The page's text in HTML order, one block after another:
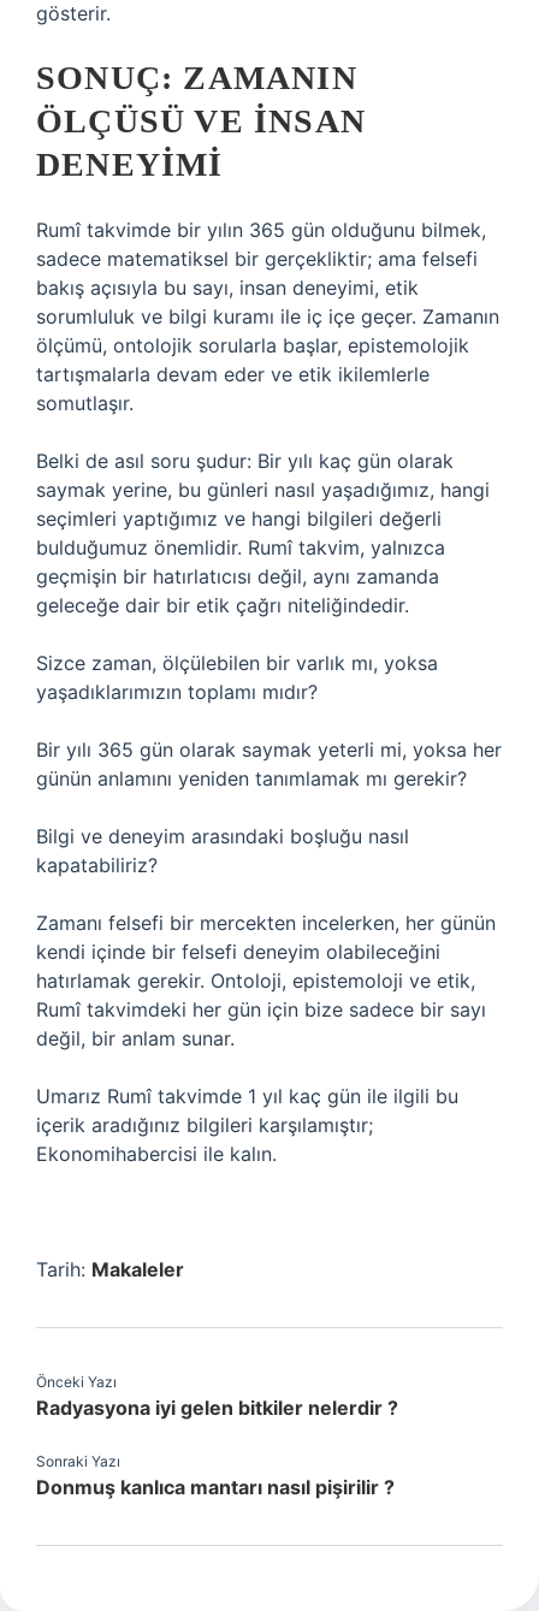
gösterir.
SONUÇ: ZAMANIN
ÖLÇÜSÜ VE İNSAN
DENEYIMI
Rumî takvimde bir yılın 365 gün olduğunu bilmek,
sadece matematiksel bir gerçekliktir; ama felsefi
bakış açısıyla bu sayı, insan deneyimi, etik
sorumluluk ve bilgi kuramı ile iç içe geçer. Zamanın
ölçümü, ontolojik sorularla başlar, epistemolojik
tartışmalarla devam eder ve etik ikilemlerle
somutlaşır.
Belki de asıl soru şudur: Bir yılı kaç gün olarak
saymak yerine, bu günleri nasıl yaşadığımız, hangi
seçimleri yaptığımız ve hangi bilgileri değerli
bulduğumuz önemlidir. Rumî takvim, yalnızca
geçmişin bir hatırlatıcısı değil, aynı zamanda
geleceğe dair bir etik çağrı niteliğindedir.
Sizce zaman, ölçülebilen bir varlık mı, yoksa
yaşadıklarımızın toplamı mıdır?
Bir yılı 365 gün olarak saymak yeterli mi, yoksa her
günün anlamını yeniden tanımlamak mı gerekir?
Bilgi ve deneyim arasındaki boşluğu nasıl
kapatabiliriz?
Zamanı felsefi bir mercekten incelerken, her günün
kendi içinde bir felsefi deneyim olabileceğini
hatırlamak gerekir. Ontoloji, epistemoloji ve etik,
Rumî takvimdeki her gün için bize sadece bir sayı
değil, bir anlam sunar.
Umarız Rumî takvimde 1 yıl kaç gün ile ilgili bu
içerik aradığınız bilgileri karşılamıştır;
Ekonomihabercisi ile kalın.
Tarih: Makaleler
Önceki Yazı
Radyasyona iyi gelen bitkiler nelerdir ?
Sonraki Yazı
Donmuş kanlıca mantarı nasıl pişirilir ?